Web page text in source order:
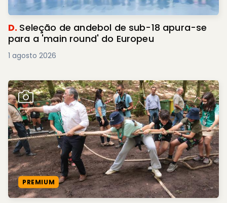
D. Seleção de andebol de sub-18 apura-se
para a 'main round' do Europeu
1 agosto 2026
PREMIUM